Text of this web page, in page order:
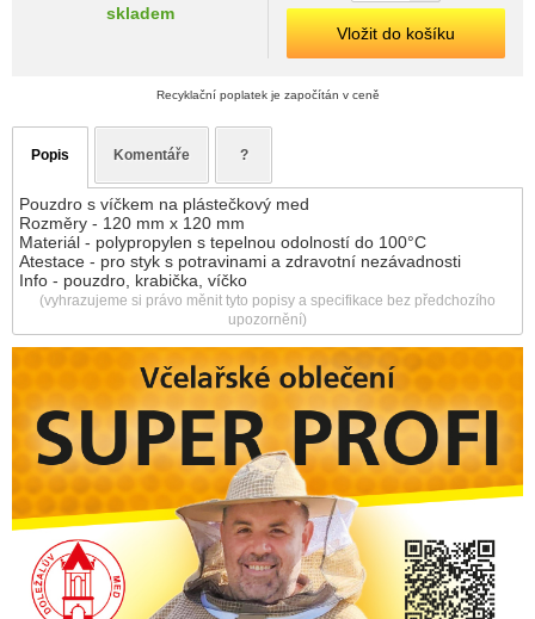
skladem
Vložit do košíku
Recyklační poplatek je započítán v ceně
Popis Komentáře ?
Pouzdro s víčkem na plástečkový med
Rozměry - 120 mm x 120 mm
Materiál - polypropylen s tepelnou odolností do 100°C
Atestace - pro styk s potravinami a zdravotní nezávadnosti
Info - pouzdro, krabička, víčko
(vyhrazujeme si právo měnit tyto popisy a specifikace bez předchozího
upozornění)